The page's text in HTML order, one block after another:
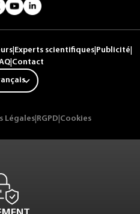
Experts scientifiques Publicité
| Contact
Légales RGPD Cookies